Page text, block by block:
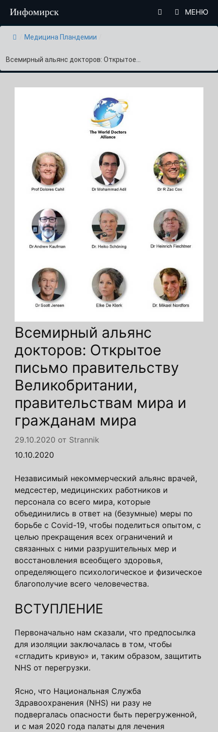
содержимому
Инфомирск МЕНЮ
Медицина Пландемии
Всемирный альянс докторов: Открытое...
Всемирный альянс
докторов: Открытое
письмо правительству
Великобритании,
правительствам мира и
гражданам мира
29.10.2020 от Strannik
10.10.2020
Независимый некоммерческий альянс врачей,
медсестер, медицинских работников и
персонала со всего мира, которые
объединились в ответ на (безумные) меры по
борьбе с Covid-19, чтобы поделиться опытом, с
целью прекращения всех ограничений и
связанных с ними разрушительных мер и
восстановления всеобщего здоровья,
определяющего психологическое и физическое
благополучие всего человечества.
ВСТУПЛЕНИЕ
Первоначально нам сказали, что предпосылка
для изоляции заключалась в том, чтобы
«сгладить кривую» и, таким образом, защитить
NHS от перегрузки.
Ясно, что Национальная Служба
Здравоохранения (NHS) ни разу не
подвергалась опасности быть перегруженной,
и с мая 2020 года палаты для лечения